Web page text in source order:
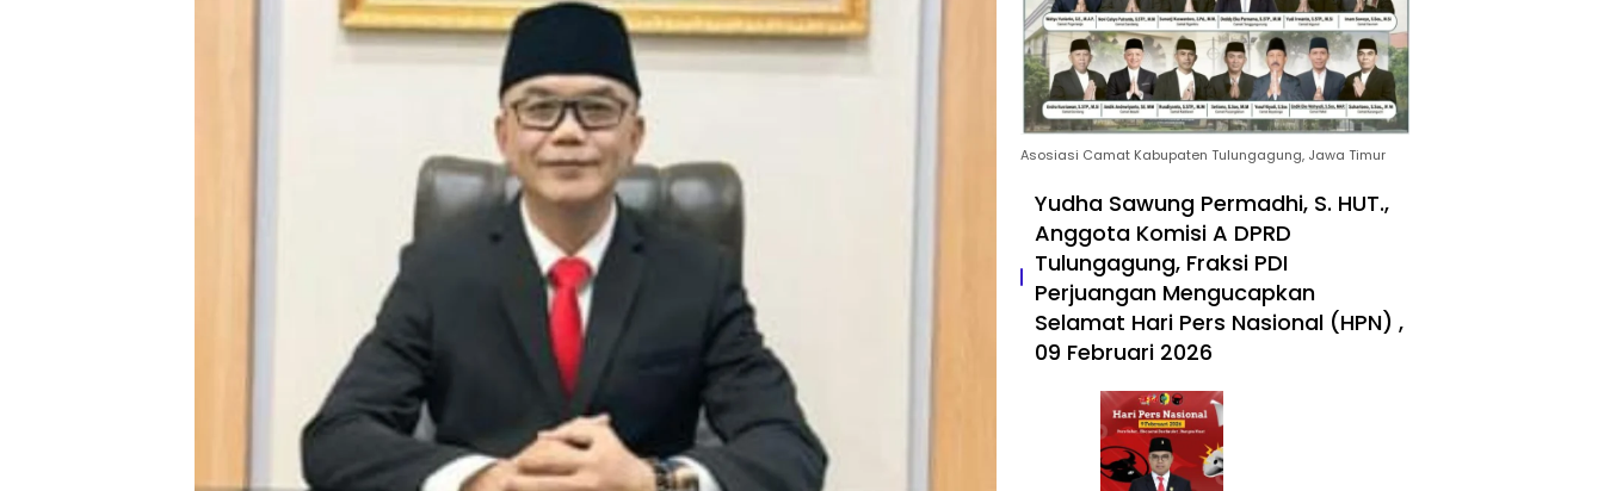
Asosiasi Camat Kabupaten Tulungagung, Jawa Timur
Yudha Sawung Permadhi, S. HUT.,
Anggota Komisi A DPRD
Tulungagung, Fraksi PDI
Perjuangan Mengucapkan
Selamat Hari Pers Nasional (HPN) ,
09 Februari 2026